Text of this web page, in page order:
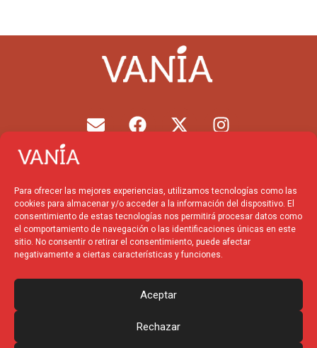
Para ofrecer las mejores experiencias, utilizamos tecnologías como las
cookies para almacenar y/o acceder a la información del dispositivo. El
consentimiento de estas tecnologías nos permitirá procesar datos como
el comportamiento de navegación o las identificaciones únicas en este
sitio. No consentir o retirar el consentimiento, puede afectar
negativamente a ciertas características y funciones.
Aceptar
Rechazar
E
n
l
o
p
e
F
a
b
o
o
k
X
-
i
t
t
e
r
I
n
a
g
r
a
m
Unión Europea – NextGenerationEU